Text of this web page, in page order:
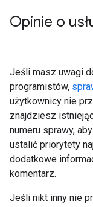
Opinie o
Jeśli masz uwagi
programistów,
użytkownicy nie
znajdziesz
numeru sprawy,
ustalić priorytety
dodatkowe
komentarz.
Jeśli nikt inny nie